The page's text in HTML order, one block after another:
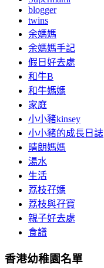
blogger
twins
余媽媽
余媽媽手記
假日好去處
和牛B
和牛媽媽
家庭
小小豬kinsey
小小豬的成長日誌
晴朗媽媽
湯水
生活
荔枝孖媽
荔枝與孖寶
親子好去處
食譜
香港幼稚園名單